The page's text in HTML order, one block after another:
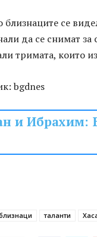
близнаците се
да се снимат
тримата, които
bgdnes
и Ибрахим:
таланти